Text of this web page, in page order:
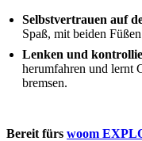
Selbstvertrauen auf
Spaß, mit beiden
Lenken und
herumfahren und lernt
bremsen.
Bereit fürs woom